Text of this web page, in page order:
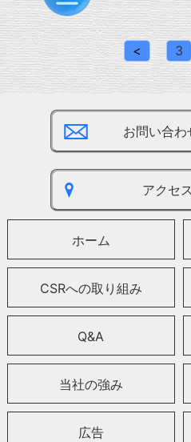
< 3
お問い合わ
アクセ
ホーム
CSRへの取り組み
Q&A
当社の強み
広告